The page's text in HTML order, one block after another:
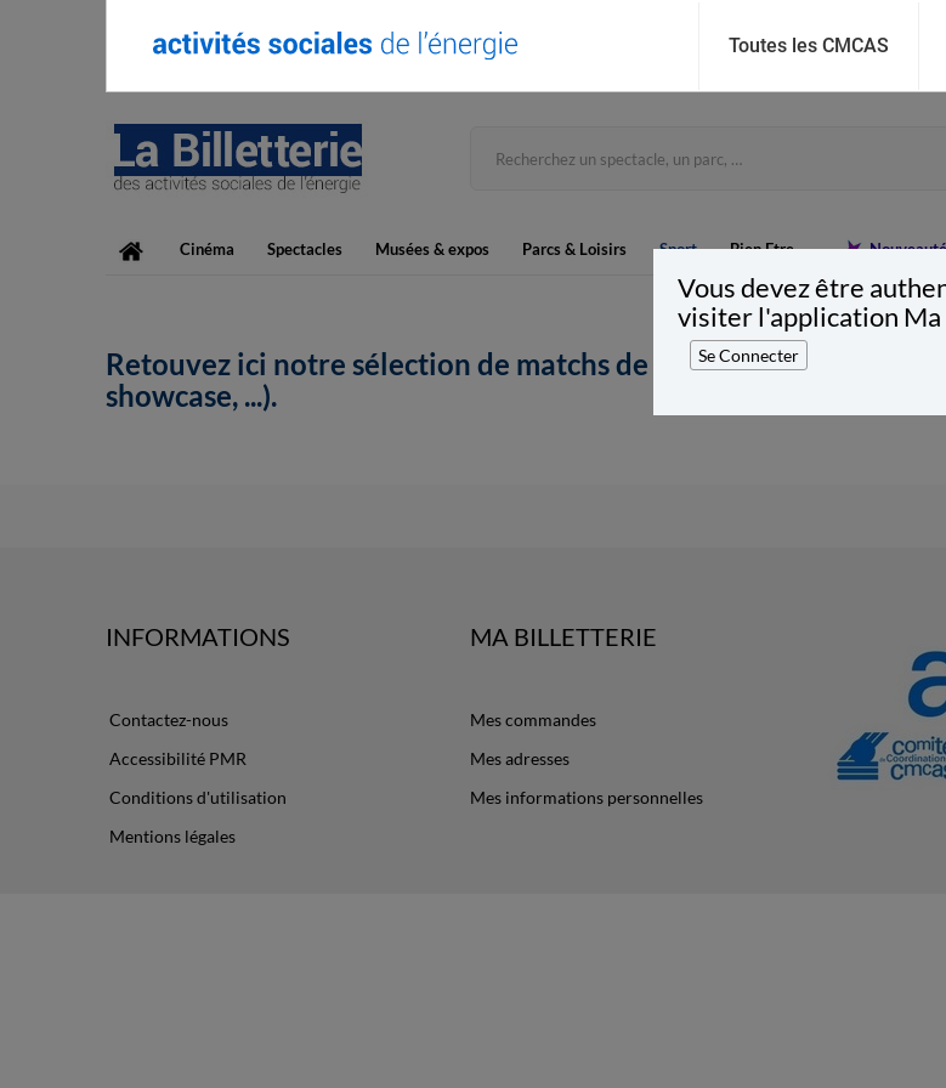
Toutes les CMCAS
Vous devez être
visiter l'application
Se Connecter
Cinéma Spectacles Musées & expos Parcs & Loisirs Sport Bien Etre
Retouvez ici notre sélection de matchs de basket ( l'équipe de
showcase, ...).
INFORMATIONS
Contactez-nous
Accessibilité PMR
Conditions d'utilisation
Mentions légales
MA BILLETTERIE
Mes commandes
Mes adresses
Mes informations personnelles